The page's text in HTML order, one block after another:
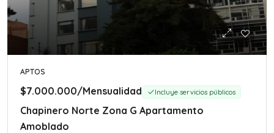
APTOS
$7.000.000/Mensualidad Incluye servicios públicos
Chapinero Norte Zona G Apartamento
Amoblado